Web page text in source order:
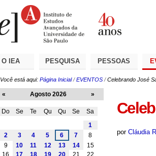
O IEA PESQUISA PESSOAS
Você está aqui: Página Inicial /EVENTOS /Celebrando José
por Cláudia
« Agosto 2026 »
Do Se Te Qu Qu Se
Sa
1
2
3 4 5 6 7
8
9
10 11 12 13 14
15
16
17 18 19 20 21
22